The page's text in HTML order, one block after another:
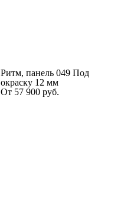
Ритм, панель 049 Под
окраску 12 мм
От 57 900 руб.